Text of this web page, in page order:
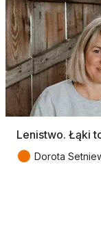
Lenistwo. Łąki
● Dorota